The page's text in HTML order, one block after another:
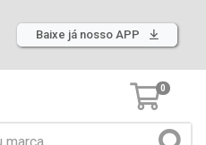
Baixe já nosso APP
0